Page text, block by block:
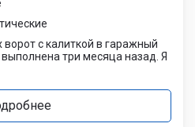
с калиткой в гаражный
три месяца назад. Я